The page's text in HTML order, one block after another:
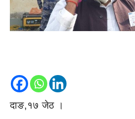
दाङ,१७ जेठ ।